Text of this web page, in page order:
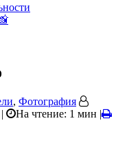
, Фотография
На чтение: 1 мин |